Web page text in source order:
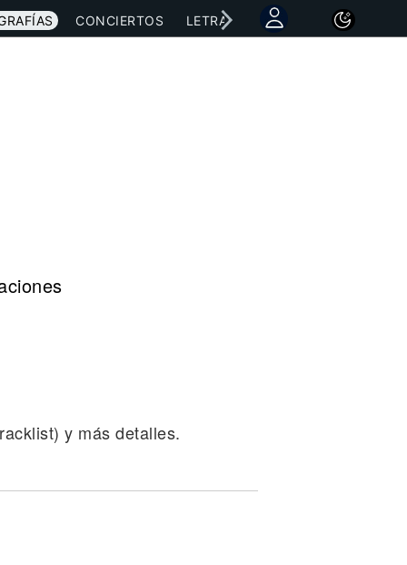
CONCIERTOS LETRAS NOTICIAS
y más detalles.